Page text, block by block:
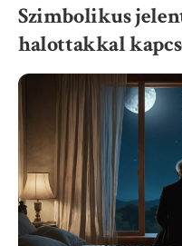
Szimbolikus
halottakkal